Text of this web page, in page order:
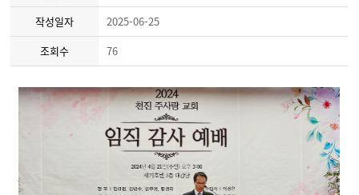
작성일자
2025-06-25
조회수
76